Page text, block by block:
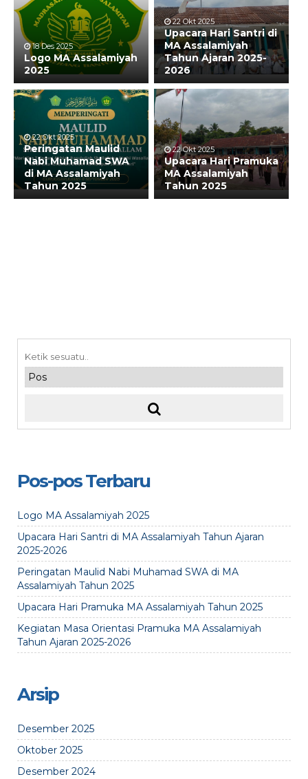
18 Des 2025
Logo MA Assalamiyah
2025
22 Okt 2025
Upacara Hari Santri di
MA Assalamiyah
Tahun Ajaran 2025-
2026
22 Okt 2025
Peringatan Maulid
Nabi Muhamad SWA
di MA Assalamiyah
Tahun 2025
22 Okt 2025
Upacara Hari Pramuka
MA Assalamiyah
Tahun 2025
Pos-pos Terbaru
Logo MA Assalamiyah 2025
Upacara Hari Santri di MA Assalamiyah Tahun Ajaran
2025-2026
Peringatan Maulid Nabi Muhamad SWA di MA
Assalamiyah Tahun 2025
Upacara Hari Pramuka MA Assalamiyah Tahun 2025
Kegiatan Masa Orientasi Pramuka MA Assalamiyah
Tahun Ajaran 2025-2026
Arsip
Desember 2025
Oktober 2025
Desember 2024